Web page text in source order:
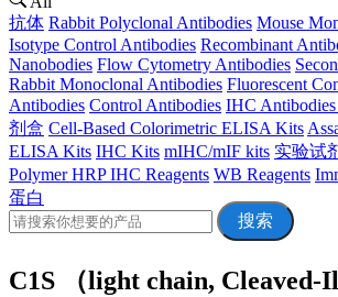
抗体 Rabbit Polyclonal Antibodies Mouse
Isotype Control Antibodies Recombinant
Nanobodies Flow Cytometry Antibodies
Rabbit Monoclonal Antibodies Fluorescent
Antibodies Control Antibodies IHC
剂盒 Cell-Based Colorimetric ELISA Kits
ELISA Kits IHC Kits mIHC/mIF kits 实验试
Polymer HRP IHC Reagents WB Reagents
蛋白
搜索
C1S （light chain, Cleaved-